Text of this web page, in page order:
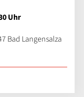
Uhr
Bad Langensalza